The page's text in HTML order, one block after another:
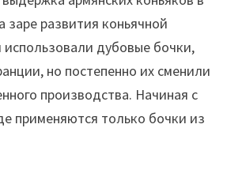
заре развития коньячной
дубовые бочки,
но постепенно их сменили
производства. Начиная с
применяются только бочки из